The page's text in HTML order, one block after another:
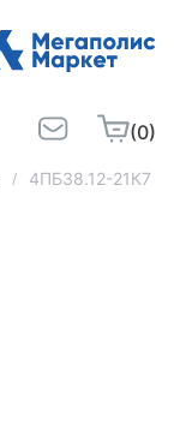
(0)
4ПБ38.12-21К7